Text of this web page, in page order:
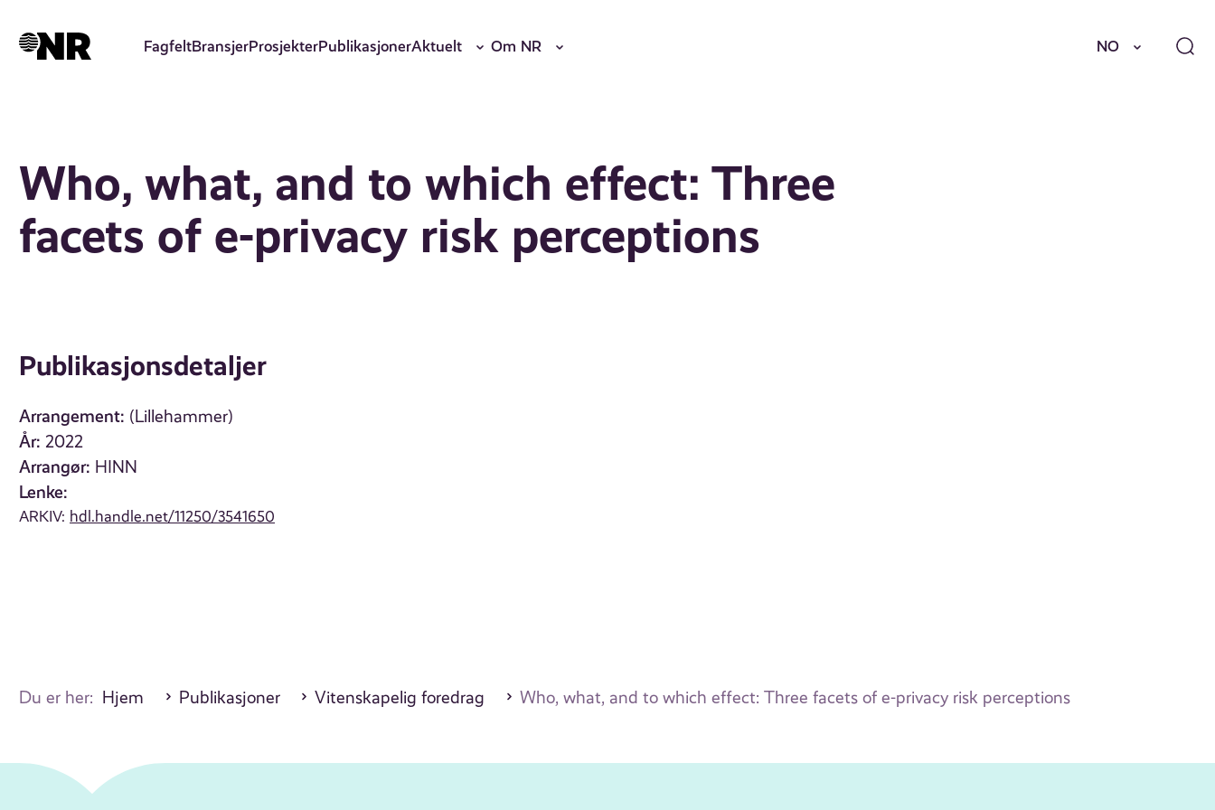
hovedinnhold
FagfeltBransjerProsjekterPublikasjonerAktuelt Om NR NO
Who, what, and to which effect: Three
facets of e-privacy risk perceptions
Publikasjonsdetaljer
Arrangement: (Lillehammer)
År: 2022
Arrangør: HINN
Lenke:
ARKIV: hdl.handle.net/11250/3541650
Du er her: Hjem Publikasjoner Vitenskapelig foredrag Who, what, and to which effect: Three facets of e-privacy risk perceptions